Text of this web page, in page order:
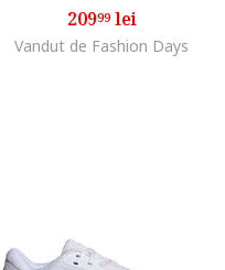
20999lei
Vandut de Fashion Days